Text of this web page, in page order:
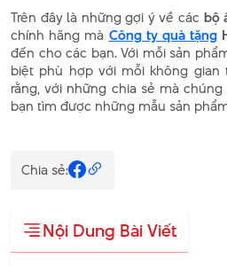
Trên đây là những gợi ý về các bộ
chính hãng mà Công ty quà tặng
đến cho các bạn. Với mỗi sản
biệt phù hợp với mỗi không gian
rằng, với những chia sẻ mà
bạn tìm được những mẫu sản
Chia sẻ:
Nội Dung Bài Viết